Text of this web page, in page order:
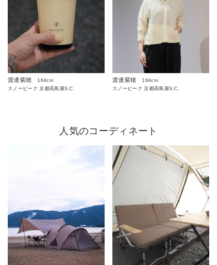
渡邊紫穂
164cm
スノーピーク 京都高島屋S.C.
渡邊紫穂
164cm
スノーピーク 京都高島屋S.C.
人気のコーディネート